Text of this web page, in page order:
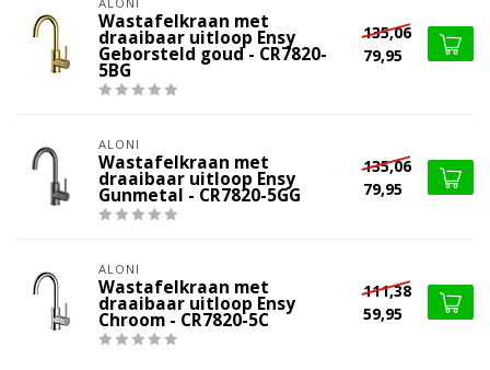
Wastafelkraan met
draaibaar uitloop Ensy
Geborsteld goud - CR7820-
5BG
135,06
79,95
ALONI
Wastafelkraan met
draaibaar uitloop Ensy
Gunmetal - CR7820-5GG
135,06
79,95
ALONI
Wastafelkraan met
draaibaar uitloop Ensy
Chroom - CR7820-5C
111,38
59,95